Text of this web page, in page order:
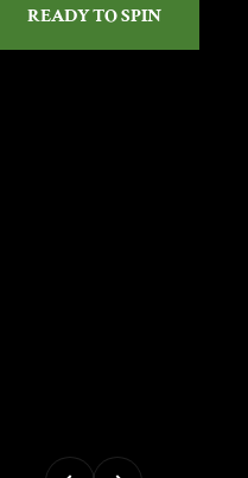
READY TO SPIN
Précédent
Suivant